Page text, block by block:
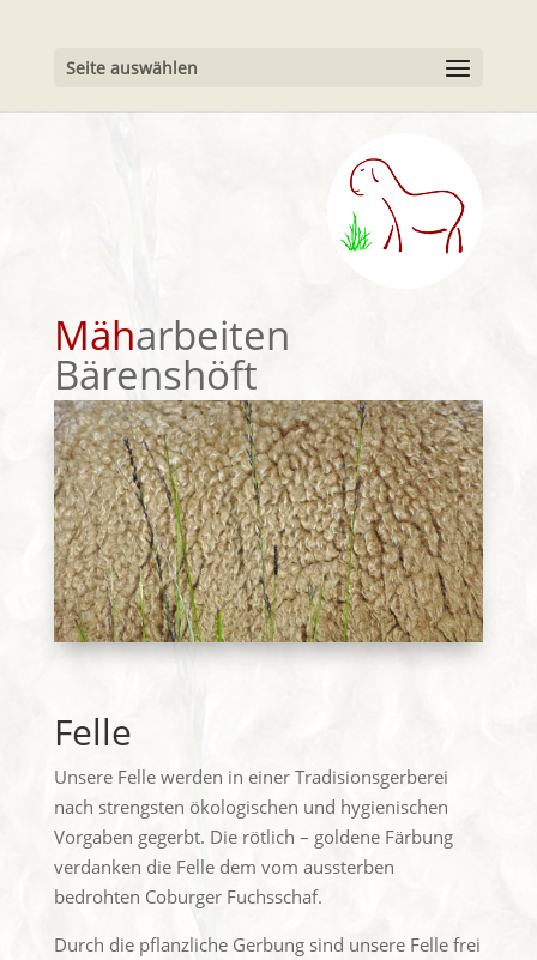
Seite auswählen
Mäharbeiten
Bärenshöft
Felle
Unsere Felle werden in einer Tradisionsgerberei
nach strengsten ökologischen und hygienischen
Vorgaben gegerbt. Die rötlich – goldene Färbung
verdanken die Felle dem vom aussterben
bedrohten Coburger Fuchsschaf.
Durch die pflanzliche Gerbung sind unsere Felle frei